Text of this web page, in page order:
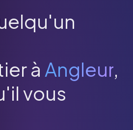
à Angleur,
vous